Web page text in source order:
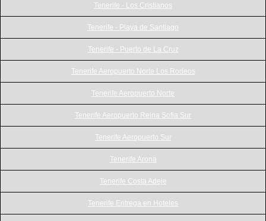
Tenerife - Los Cristianos
Tenerife - Playa de Santiago
Tenerife - Puerto de La Cruz
Tenerife Aeropuerto Norte Los Rodeos
Tenerife Aeropuerto Norte
Tenerife Aeropuerto Reina Sofia Sur
Tenerife Aeropuerto Sur
Tenerife Arona
Tenerife Costa Adeje
Tenerife Entrega en Hoteles